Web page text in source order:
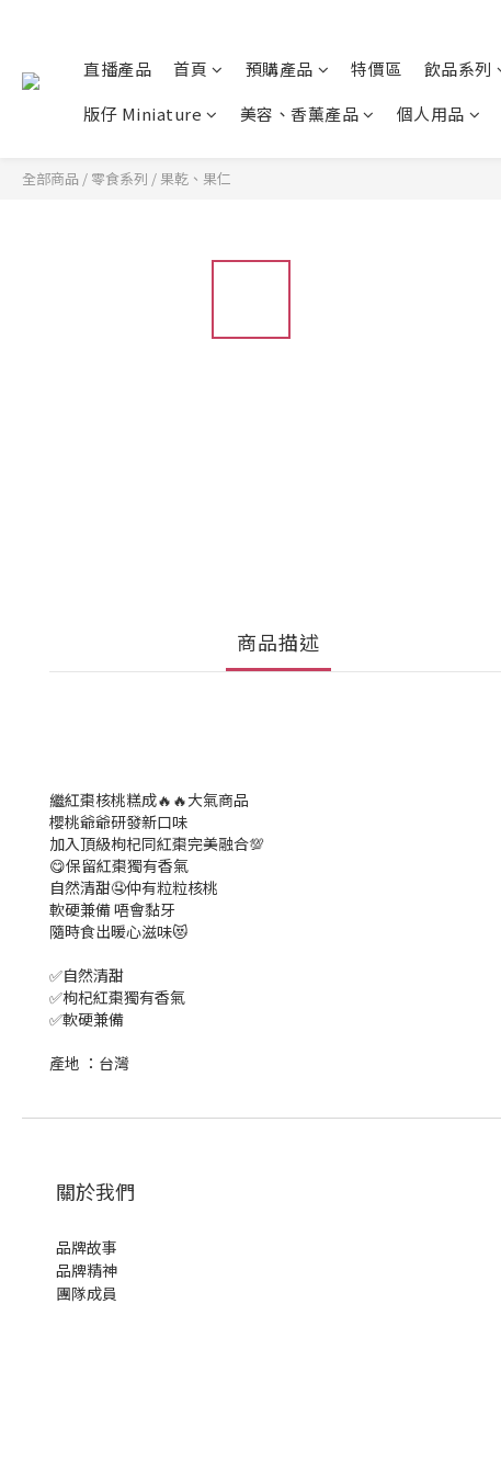
直播產品 首頁 預購產品 特價區 飲品系列
版仔 Miniature
美容、香薰產品 個人用品
全部商品 / 零食系列 / 果乾、果仁
商品描述
繼紅棗核桃糕成🔥🔥大氣商品
櫻桃爺爺研發新口味
加入頂級枸杞同紅棗完美融合💯
😋保留紅棗獨有香氣
自然清甜🤤仲有粒粒核桃
軟硬兼備 唔會黏牙
隨時食出暖心滋味😻
✅自然清甜
✅枸杞紅棗獨有香氣
✅軟硬兼備
產地 ：台灣
關於我們
品牌故事
品牌精神
團隊成員